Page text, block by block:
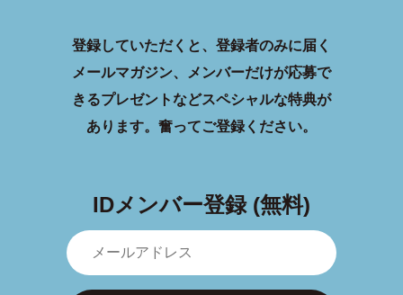
登録していただくと、登録者のみに届く
メールマガジン、メンバーだけが応募で
きるプレゼントなどスペシャルな特典が
あります。 奮ってご登録ください。
IDメンバー登録 (無料)